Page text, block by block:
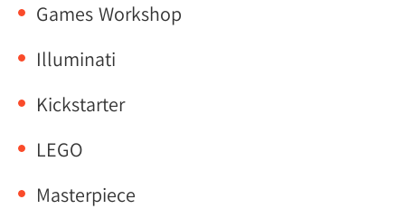
Games Workshop
Illuminati
Kickstarter
LEGO
Masterpiece